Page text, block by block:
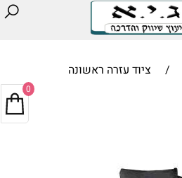
/ ציוד עזרה ראשונה
0